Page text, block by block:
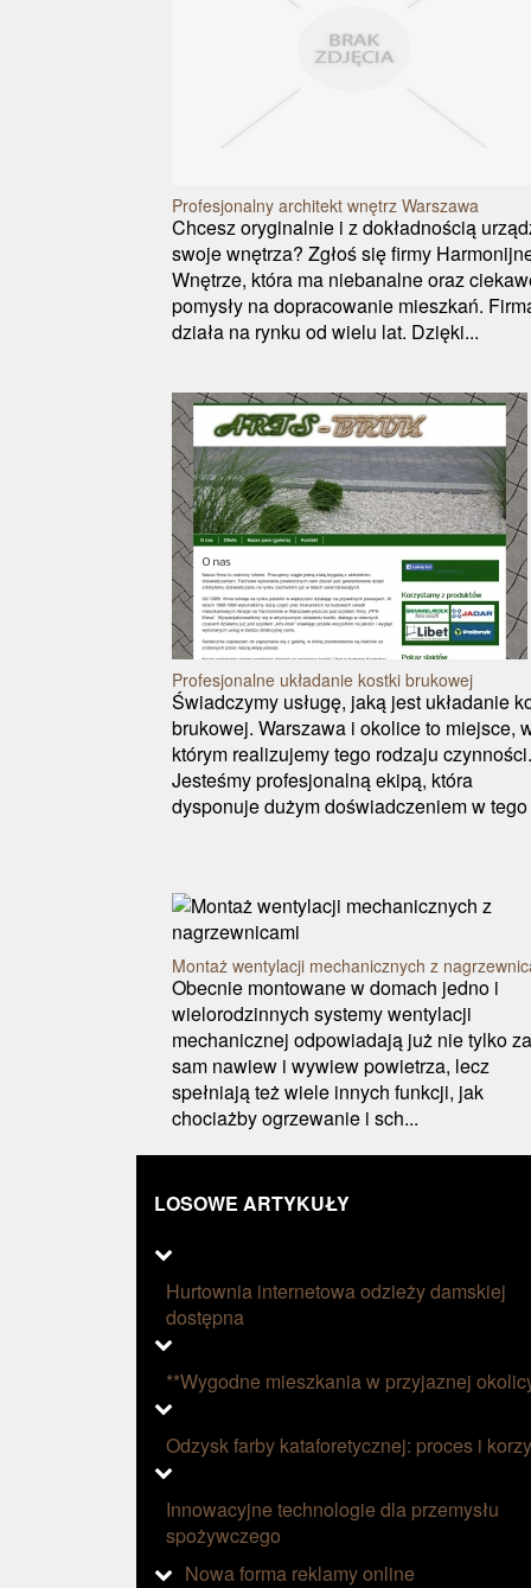
Profesjonalny architekt wnętrz Warszawa
Chcesz oryginalnie i z dokładnością
swoje wnętrza? Zgłoś się firmy
Wnętrze, która ma niebanalne oraz
pomysły na dopracowanie mieszkań.
działa na rynku od wielu lat. Dzięki...
Profesjonalne układanie kostki brukowej
Świadczymy usługę, jaką jest układanie
brukowej. Warszawa i okolice to miejsce,
którym realizujemy tego rodzaju czynności.
Jesteśmy profesjonalną ekipą, która
dysponuje dużym doświadczeniem w tego
Montaż wentylacji mechanicznych z
Obecnie montowane w domach jedno i
wielorodzinnych systemy wentylacji
mechanicznej odpowiadają już nie tylko za
sam nawiew i wywiew powietrza, lecz
spełniają też wiele innych funkcji, jak
chociażby ogrzewanie i sch...
LOSOWE ARTYKUŁY
Hurtownia internetowa odzieży damskiej
dostępna
**Wygodne mieszkania w przyjaznej
Odzysk farby kataforetycznej: proces i
Innowacyjne technologie dla przemysłu
spożywczego
Nowa forma reklamy online